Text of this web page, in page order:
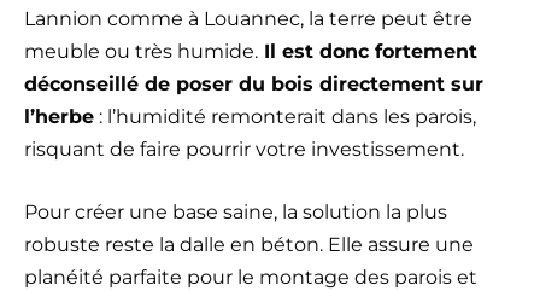
Lannion comme à Louannec, la terre peut être
meuble ou très humide. Il est donc fortement
déconseillé de poser du bois directement sur
l’herbe : l’humidité remonterait dans les parois,
risquant de faire pourrir votre investissement.
Pour créer une base saine, la solution la plus
robuste reste la dalle en béton. Elle assure une
planéité parfaite pour le montage des parois et